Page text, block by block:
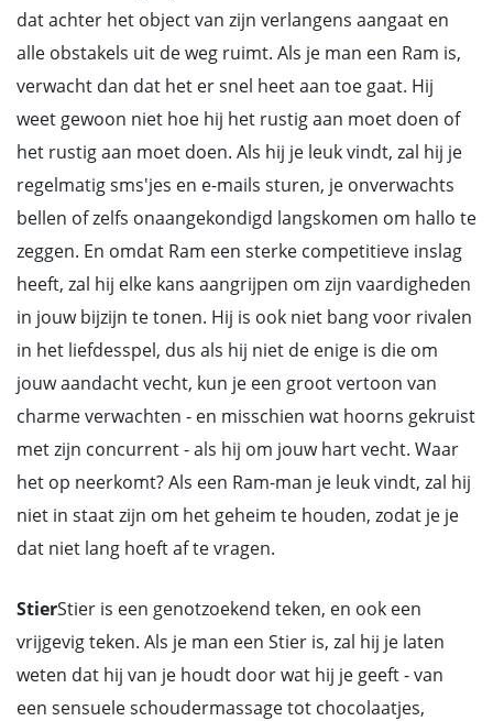
dat achter het object van zijn verlangens aangaat en
alle obstakels uit de weg ruimt. Als je man een Ram is,
verwacht dan dat het er snel heet aan toe gaat. Hij
weet gewoon niet hoe hij het rustig aan moet doen of
het rustig aan moet doen. Als hij je leuk vindt, zal hij je
regelmatig sms'jes en e-mails sturen, je onverwachts
bellen of zelfs onaangekondigd langskomen om hallo te
zeggen. En omdat Ram een sterke competitieve inslag
heeft, zal hij elke kans aangrijpen om zijn vaardigheden
in jouw bijzijn te tonen. Hij is ook niet bang voor rivalen
in het liefdesspel, dus als hij niet de enige is die om
jouw aandacht vecht, kun je een groot vertoon van
charme verwachten - en misschien wat hoorns gekruist
met zijn concurrent - als hij om jouw hart vecht. Waar
het op neerkomt? Als een Ram-man je leuk vindt, zal hij
niet in staat zijn om het geheim te houden, zodat je je
dat niet lang hoeft af te vragen.
StierStier is een genotzoekend teken, en ook een
vrijgevig teken. Als je man een Stier is, zal hij je laten
weten dat hij van je houdt door wat hij je geeft - van
een sensuele schoudermassage tot chocolaatjes,